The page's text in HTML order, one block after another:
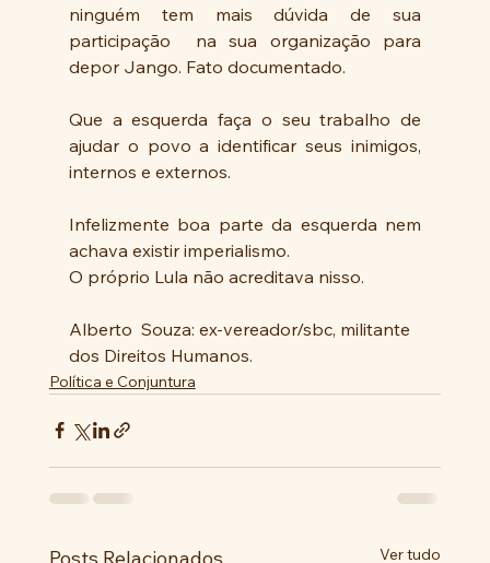
ninguém tem mais dúvida de sua
participação  na sua organização para
depor Jango. Fato documentado.
Que a esquerda faça o seu trabalho de
ajudar o povo a identificar seus inimigos,
internos e externos.
Infelizmente boa parte da esquerda nem
achava existir imperialismo.
O próprio Lula não acreditava nisso.
Alberto  Souza: ex-vereador/sbc, militante
dos Direitos Humanos.
Política e Conjuntura
Posts Relacionados Ver tudo